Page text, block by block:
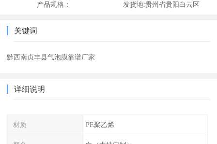
产品规格： 发货地:贵州省贵阳白云区
关键词
黔西南贞丰县气泡膜靠谱厂家
详细说明
材质 PE聚乙烯